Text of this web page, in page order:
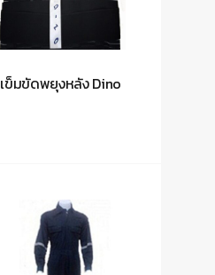
เข็มขัดพยุงหลัง Dino